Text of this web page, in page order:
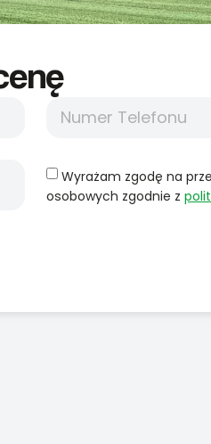
Wyrażam zgodę na
osobowych zgodnie z